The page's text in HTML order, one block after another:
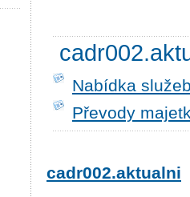
Nabídka
Převody
cadr002.aktualni